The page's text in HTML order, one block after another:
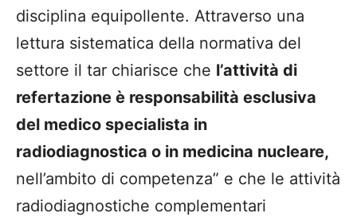
disciplina equipollente. Attraverso una
lettura sistematica della normativa del
settore il tar chiarisce che l’attività di
refertazione è responsabilità esclusiva
del medico specialista in
radiodiagnostica o in medicina nucleare,
nell’ambito di competenza” e che le attività
radiodiagnostiche complementari